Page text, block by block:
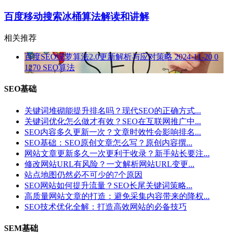
百度移动搜索冰桶算法解读和讲解
相关推荐
百度SEO绿萝算法2.0更新解析与应对策略 2024-11-20 0
1270 SEO算法
SEO基础
关键词堆砌能提升排名吗？现代SEO的正确方式...
关键词优化怎么做才有效？SEO在互联网推广中...
SEO内容多久更新一次？文章时效性会影响排名...
SEO基础：SEO原创文章怎么写？原创内容撰...
网站文章更新多久一次更利于收录？新手站长要注...
修改网站URL有风险？一文解析网站URL变更...
站点地图仍然必不可少的7个原因
SEO网站如何提升流量？SEO长尾关键词策略...
高质量网站文章的打造：避免采集内容带来的降权...
SEO技术优化全解：打造高效网站的必备技巧
SEM基础